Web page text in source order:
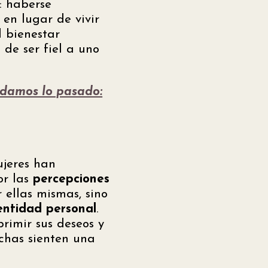
: haberse
en lugar de vivir
bienestar
de ser fiel a uno
lo pasado:
han
las percepciones
mismas, sino
personal.
sus deseos y
sienten una